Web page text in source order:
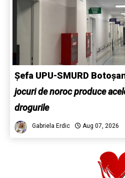
Șefa UPU-SMURD
jocuri de noroc produce
drogurile
Gabriela Erdic Aug 07, 2026